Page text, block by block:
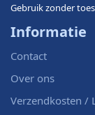
Gebruik zonder
Informatie
Contact
Over ons
Verzendkosten /